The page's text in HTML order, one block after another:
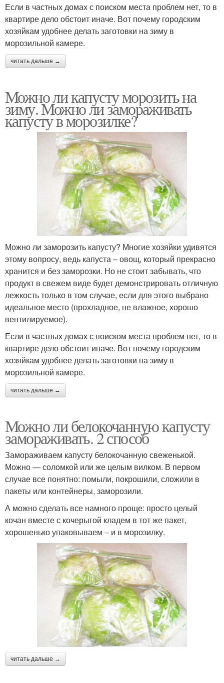
Если в частных домах с поиском места проблем нет, то в
квартире дело обстоит иначе. Вот почему городским
хозяйкам удобнее делать заготовки на зиму в
морозильной камере.
читать дальше →
Можно ли капусту морозить на
зиму. Можно ли замораживать
капусту в морозилке?
Можно ли заморозить капусту? Многие хозяйки удивятся
этому вопросу, ведь капуста – овощ, который прекрасно
хранится и без заморозки. Но не стоит забывать, что
продукт в свежем виде будет демонстрировать отличную
лежкость только в том случае, если для этого выбрано
идеальное место (прохладное, не влажное, хорошо
вентилируемое).
Если в частных домах с поиском места проблем нет, то в
квартире дело обстоит иначе. Вот почему городским
хозяйкам удобнее делать заготовки на зиму в
морозильной камере.
читать дальше →
Можно ли белокочанную капусту
замораживать. 2 способ
Замораживаем капусту белокочанную свеженькой.
Можно — соломкой или же целым вилком. В первом
случае все понятно: помыли, покрошили, сложили в
пакеты или контейнеры, заморозили.
А можно сделать все намного проще: просто целый
кочан вместе с кочерыгой кладем в тот же пакет,
хорошенько упаковываем – и в морозилку.
читать дальше →